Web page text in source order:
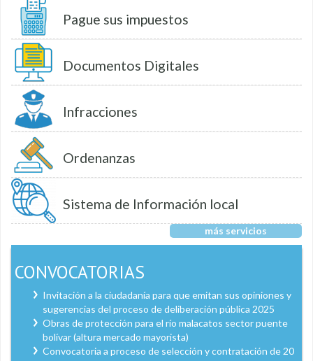
Pague sus impuestos
Documentos Digitales
Infracciones
Ordenanzas
Sistema de Información local
más servicios
CONVOCATORIAS
Invitación a la ciudadanía para que emitan sus opiniones y
sugerencias del proceso de deliberación pública 2025
Obras de protección para el río malacatos sector puente
bolívar (altura mercado mayorista)
Convocatoria a proceso de selección y contratación de 20